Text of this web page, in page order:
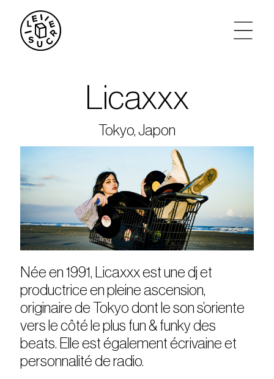
agenda
tickets
le sucre max
partenariats
privatisations
Licaxxx
Tokyo, Japon
Née en 1991, Licaxxx est une dj et
productrice en pleine ascension,
originaire de Tokyo dont le son s’oriente
vers le côté le plus fun & funky des
beats. Elle est également écrivaine et
personnalité de radio.